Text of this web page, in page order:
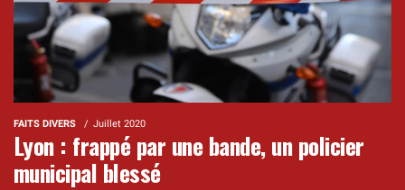
FAITS DIVERS Juillet 2020
Lyon : frappé par une bande, un policier
municipal blessé